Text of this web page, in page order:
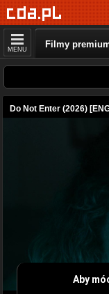
MENU Filmy
Do Not Enter (2026)
Aby